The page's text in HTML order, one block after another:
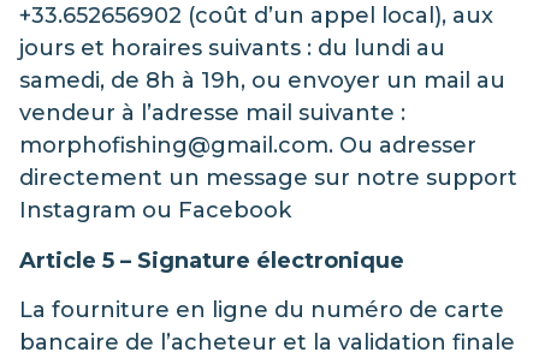
+33.652656902 (coût d’un appel local), aux
jours et horaires suivants : du lundi au
samedi, de 8h à 19h, ou envoyer un mail au
vendeur à l’adresse mail suivante :
morphofishing@gmail.com. Ou adresser
directement un message sur notre support
Instagram ou Facebook
Article 5 – Signature électronique
La fourniture en ligne du numéro de carte
bancaire de l’acheteur et la validation finale